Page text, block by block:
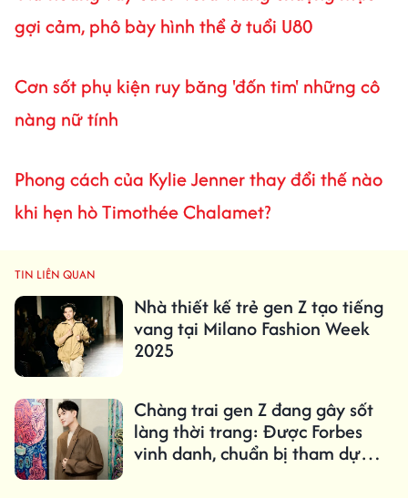
gợi cảm, phô bày hình thể ở tuổi U80
Cơn sốt phụ kiện ruy băng 'đốn tim' những cô
nàng nữ tính
Phong cách của Kylie Jenner thay đổi thế nào
khi hẹn hò Timothée Chalamet?
TIN LIÊN QUAN
Nhà thiết kế trẻ gen Z tạo tiếng
vang tại Milano Fashion Week
2025
Chàng trai gen Z đang gây sốt
làng thời trang: Được Forbes
vinh danh, chuẩn bị tham dự